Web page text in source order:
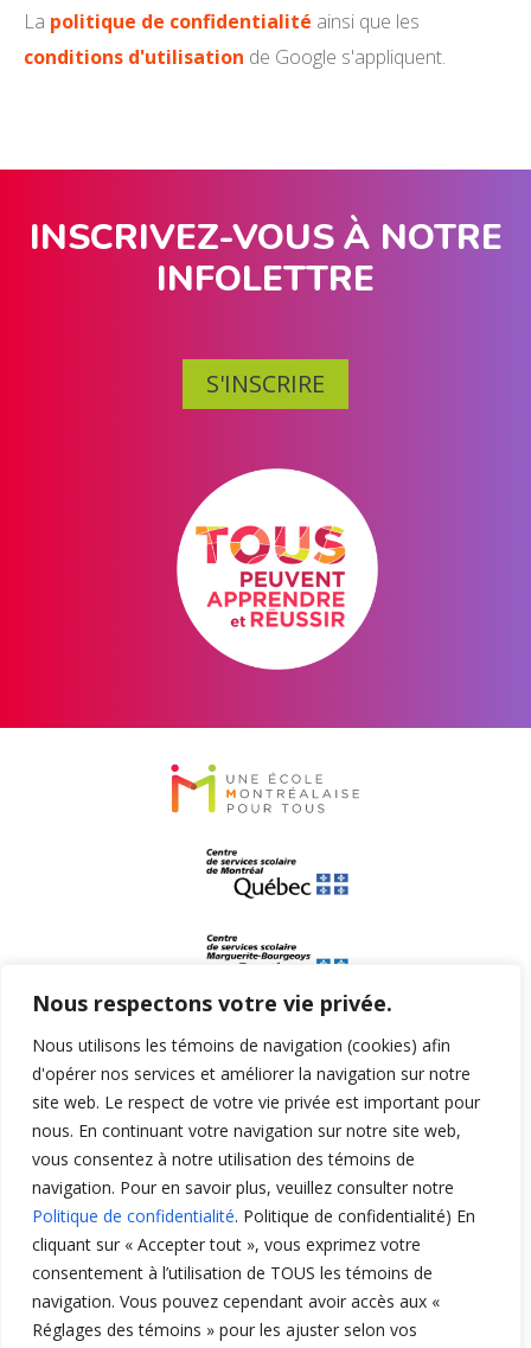
Nous respectons votre vie privée.
Nous utilisons les témoins de navigation (cookies) afin
d'opérer nos services et améliorer la navigation sur notre
site web. Le respect de votre vie privée est important pour
nous. En continuant votre navigation sur notre site web,
vous consentez à notre utilisation des témoins de
navigation. Pour en savoir plus, veuillez consulter notre
Politique de confidentialité. Politique de confidentialité) En
cliquant sur « Accepter tout », vous exprimez votre
consentement à l’utilisation de TOUS les témoins de
navigation. Vous pouvez cependant avoir accès aux «
Réglages des témoins » pour les ajuster selon vos
La politique de confidentialité ainsi que les
conditions d'utilisation de Google s'appliquent.
INSCRIVEZ-VOUS À NOTRE
INFOLETTRE
S'INSCRIRE